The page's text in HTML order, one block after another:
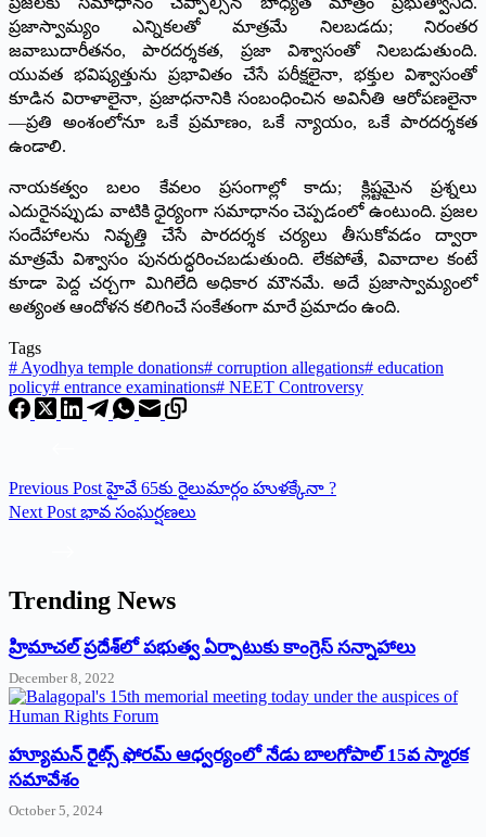
ప్రజాస్వామ్యం ఎన్నికలతో మాత్రమే నిలబడదు; నిరంతర
జవాబుదారీతనం, పారదర్శకత, ప్రజా విశ్వాసంతో నిలబడుతుంది.
యువత భవిష్యత్తును ప్రభావితం చేసే పరీక్షలైనా, భక్తుల విశ్వాసంతో
కూడిన విరాళాలైనా, ప్రజాధనానికి సంబంధించిన అవినీతి ఆరోపణలైనా
—ప్రతి అంశంలోనూ ఒకే ప్రమాణం, ఒకే న్యాయం, ఒకే పారదర్శకత
ఉండాలి.
నాయకత్వం బలం కేవలం ప్రసంగాల్లో కాదు; క్లిష్టమైన ప్రశ్నలు
ఎదురైనప్పుడు వాటికి ధైర్యంగా సమాధానం చెప్పడంలో ఉంటుంది. ప్రజల
సందేహాలను నివృత్తి చేసే పారదర్శక చర్యలు తీసుకోవడం ద్వారా
మాత్రమే విశ్వాసం పునరుద్ధరించబడుతుంది. లేకపోతే, వివాదాల కంటే
కూడా పెద్ద చర్చగా మిగిలేది అధికార మౌనమే. అదే ప్రజాస్వామ్యంలో
అత్యంత ఆందోళన కలిగించే సంకేతంగా మారే ప్రమాదం ఉంది.
Tags
# Ayodhya temple donations# corruption allegations# education
policy# entrance examinations# NEET Controversy
Previous Post హైవే 65కు రైలుమార్గం హుళక్కేనా ?
Next Post భావ సంఘర్షణలు
Trending News
‌హ్రిమాచల్‌ ‌ప్రదేశ్‌లో పభుత్వ ఏర్పాటుకు కాంగ్రెస్‌ ‌సన్నాహాలు
December 8, 2022
హ్యూమన్‌ రైట్స్‌ ఫోరమ్‌ ఆధ్వర్యంలో నేడు బాలగోపాల్‌ 15వ స్మారక
సమావేశం
October 5, 2024